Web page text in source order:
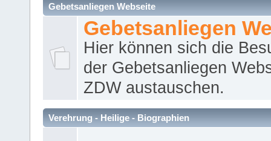
Gebetsanliegen Webseite
Gebetsanliegen
Hier können sich die
der Gebetsanliegen
ZDW austauschen.
Verehrung - Heilige - Biographien